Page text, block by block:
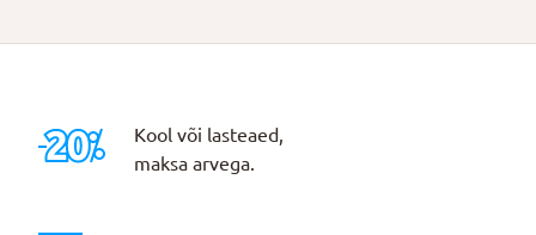
Kool või lasteaed,
maksa arvega.